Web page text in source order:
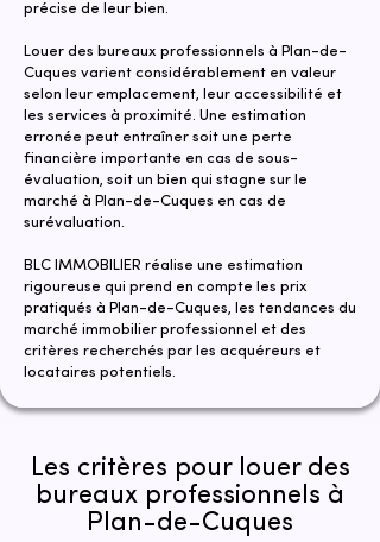
précise de leur bien.
Louer des bureaux professionnels à Plan-de-
Cuques varient considérablement en valeur
selon leur emplacement, leur accessibilité et
les services à proximité. Une estimation
erronée peut entraîner soit une perte
financière importante en cas de sous-
évaluation, soit un bien qui stagne sur le
marché à Plan-de-Cuques en cas de
surévaluation.
​​BLC IMMOBILIER réalise une estimation
rigoureuse qui prend en compte les prix
pratiqués à Plan-de-Cuques, les tendances du
marché immobilier professionnel et des
critères recherchés par les acquéreurs et
locataires potentiels.
Les critères pour louer des
bureaux professionnels à
Plan-de-Cuques